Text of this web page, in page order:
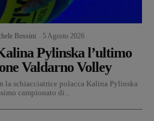
Bossini 5 Agosto 2026
Pylinska l’ultimo
Valdarno Volley
la schiacciatrice polacca Kalina Pylinska
campionato di...